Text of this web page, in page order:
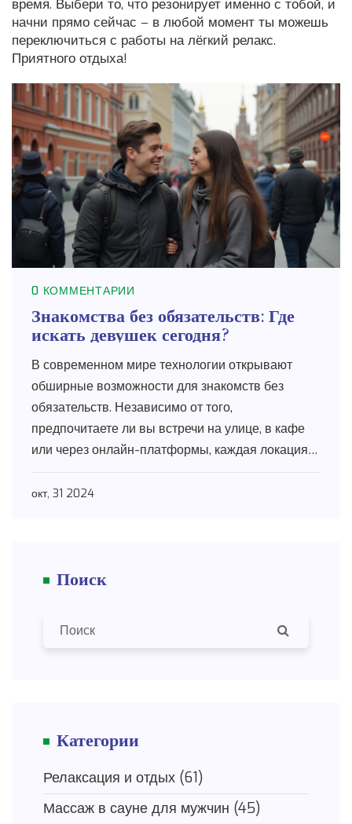
время. Выбери то, что резонирует именно с тобой, и
начни прямо сейчас – в любой момент ты можешь
переключиться с работы на лёгкий релакс.
Приятного отдыха!
0 КОММЕНТАРИИ
Знакомства без обязательств: Где
искать девушек сегодня?
В современном мире технологии открывают
обширные возможности для знакомств без
обязательств. Независимо от того,
предпочитаете ли вы встречи на улице, в кафе
или через онлайн-платформы, каждая локация
исследуются различные способы знакомства с
единомышленниц и завести лёгкие отношения.
окт, 31 2024
Поиск
Категории
Релаксация и отдых (61)
Массаж в сауне для мужчин (45)